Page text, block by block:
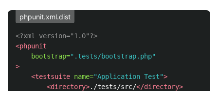
phpunit.xml.dist
<?xml version="1.0"?>
<phpunit
bootstrap=".tests/bootstrap.php"
>
<testsuite name="Application Test">
<directory>./tests/src/</directory>